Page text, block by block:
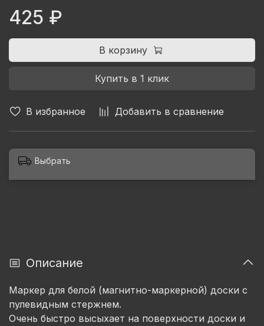
В избранное Добавить в сравнение
425 ₽
В корзину
Купить в 1 клик
Выбрать
Описание
Маркер для белой (магнитно-маркерной) доски с
пулевидным стержнем.
Очень быстро высыхает на поверхности доски и